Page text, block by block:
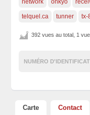
network onkyo
telquel.ca tunner tx-
392 vues au total, 1
NUMÉRO
Carte Contact